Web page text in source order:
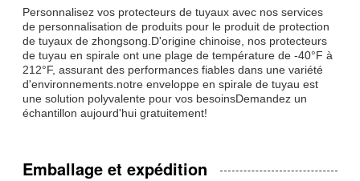
Personnalisez vos protecteurs de tuyaux avec nos services
de personnalisation de produits pour le produit de protection
de tuyaux de zhongsong.D'origine chinoise, nos protecteurs
de tuyau en spirale ont une plage de température de -40°F à
212°F, assurant des performances fiables dans une variété
d'environnements.notre enveloppe en spirale de tuyau est
une solution polyvalente pour vos besoinsDemandez un
échantillon aujourd'hui gratuitement!
Emballage et expédition